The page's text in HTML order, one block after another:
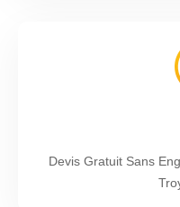
Devis Gratuit Sans